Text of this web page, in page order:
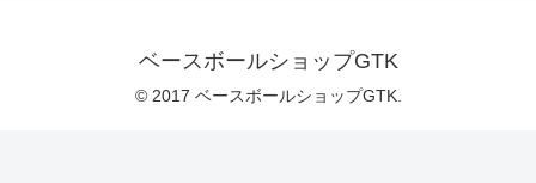
ベースボールショップGTK
© 2017 ベースボールショップGTK.